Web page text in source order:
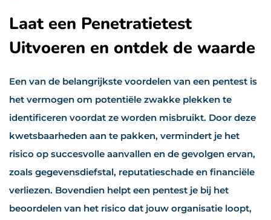
Laat een Penetratietest
Uitvoeren en ontdek de waarde
Een van de belangrijkste voordelen van een pentest is
het vermogen om potentiële zwakke plekken te
identificeren voordat ze worden misbruikt. Door deze
kwetsbaarheden aan te pakken, vermindert je het
risico op succesvolle aanvallen en de gevolgen ervan,
zoals gegevensdiefstal, reputatieschade en financiële
verliezen. Bovendien helpt een pentest je bij het
beoordelen van het risico dat jouw organisatie loopt,